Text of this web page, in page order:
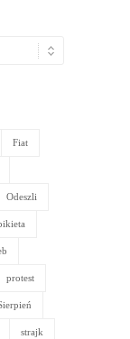
Fiat
Odeszli
protest
strajk